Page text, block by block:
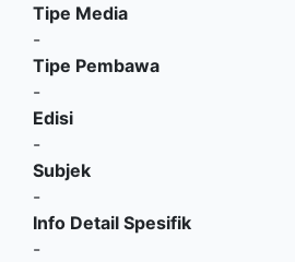
Tipe Media
-
Tipe Pembawa
-
Edisi
-
Subjek
-
Info Detail Spesifik
-